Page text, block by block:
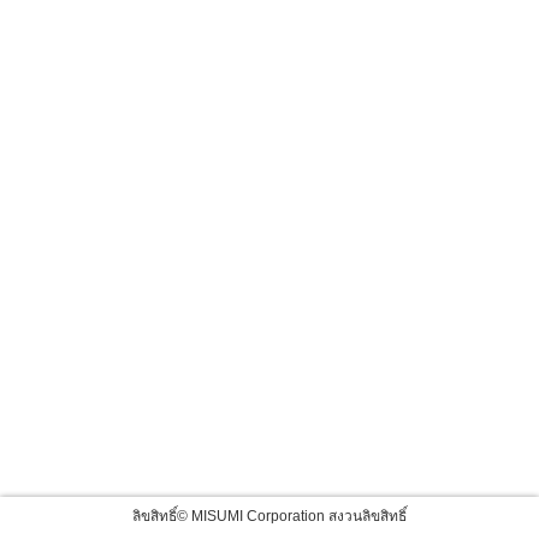
ลิขสิทธิ์© MISUMI Corporation สงวนลิขสิทธิ์